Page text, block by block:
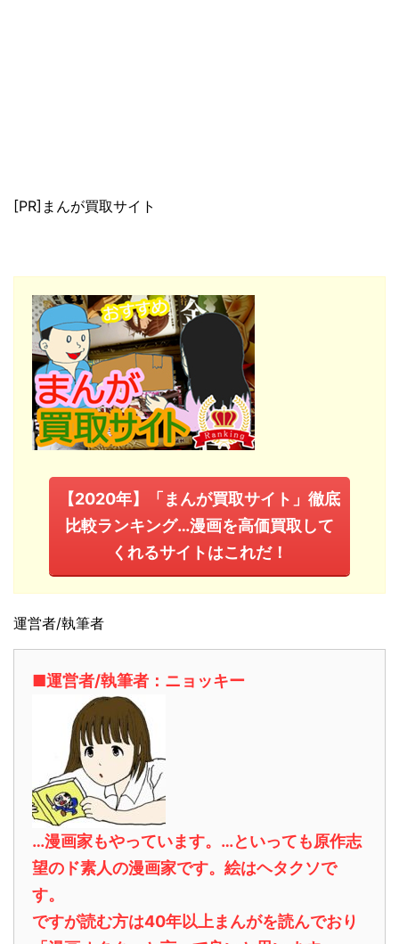
[PR]まんが買取サイト
【2020年】「まんが買取サイト」徹底
比較ランキング…漫画を高価買取して
くれるサイトはこれだ！
運営者/執筆者
■運営者/執筆者：ニョッキー
…漫画家もやっています。…といっても原作志
望のド素人の漫画家です。絵はヘタクソで
す。
ですが読む方は40年以上まんがを読んでおり